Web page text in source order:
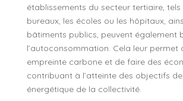
établissements du secteur tertiaire, tels
bureaux, les écoles ou les hôpitaux,
bâtiments publics, peuvent également
l’autoconsommation. Cela leur permet
empreinte carbone et de faire des
contribuant à l’atteinte des objectifs
énergétique de la collectivité.